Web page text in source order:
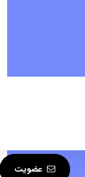
عضویت